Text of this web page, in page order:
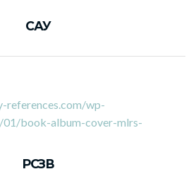
САУ
РСЗВ